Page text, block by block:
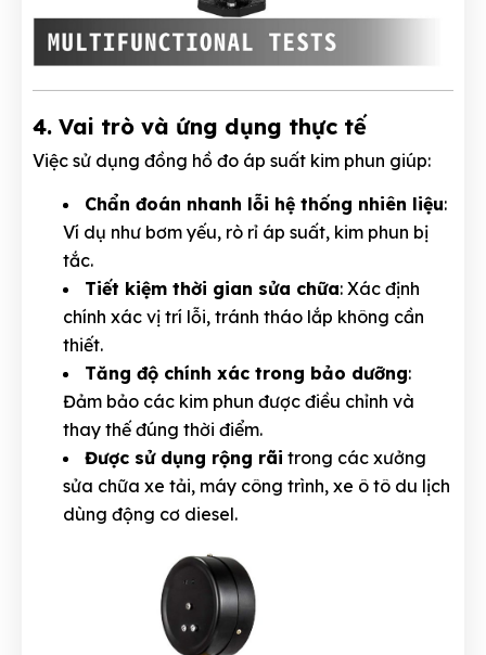
4. Vai trò và ứng dụng thực tế
Việc sử dụng đồng hồ đo áp suất kim phun giúp:
Chẩn đoán nhanh lỗi hệ thống nhiên liệu:
Ví dụ như bơm yếu, rò rỉ áp suất, kim phun bị
tắc.
Tiết kiệm thời gian sửa chữa: Xác định
chính xác vị trí lỗi, tránh tháo lắp không cần
thiết.
Tăng độ chính xác trong bảo dưỡng:
Đảm bảo các kim phun được điều chỉnh và
thay thế đúng thời điểm.
Được sử dụng rộng rãi trong các xưởng
sửa chữa xe tải, máy công trình, xe ô tô du lịch
dùng động cơ diesel.